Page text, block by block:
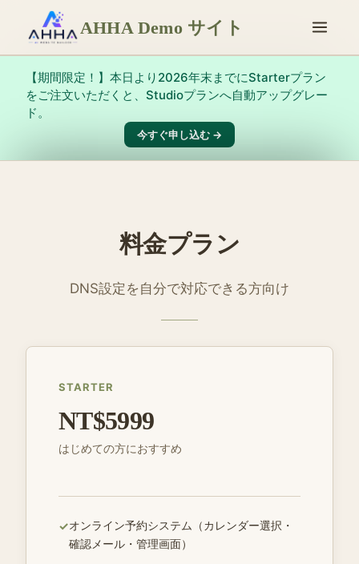
AHHA Demo サイト
【期間限定！】本日より2026年末までにStarterプラン
をご注文いただくと、Studioプランへ自動アップグレー
ド。
今すぐ申し込む →
料金プラン
DNS設定を自分で対応できる方向け
STARTER
NT$5999
はじめての方におすすめ
✓オンライン予約システム（カレンダー選択・
確認メール・管理画面）